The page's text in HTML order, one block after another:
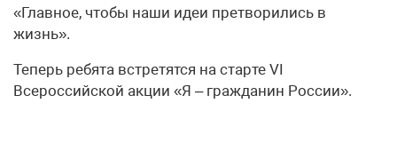
«Главное, чтобы наши идеи претворились в
жизнь».
Теперь ребята встретятся на старте VI
Всероссийской акции «Я – гражданин России».